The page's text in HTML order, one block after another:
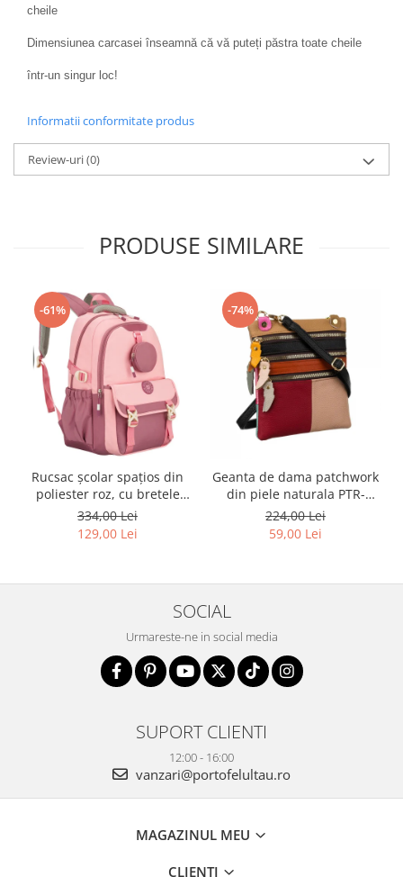
cheile
Dimensiunea carcasei înseamnă că vă puteți păstra toate cheile
într-un singur loc!
Informatii conformitate produs
Review-uri(0)
PRODUSE SIMILARE
-61%
Rucsac școlar spațios din
poliester roz, cu bretele
reglabile - Peterson PTR-
PTN 8610-1327 PINK
334,00 Lei
129,00 Lei
-74%
Geanta de dama patchwork
din piele naturala PTR-
1718-SKL-6922 MULTI
224,00 Lei
59,00 Lei
SOCIAL
Urmareste-ne in social media
SUPORT CLIENTI
12:00 - 16:00
vanzari@portofelultau.ro
MAGAZINUL MEU
CLIENTI